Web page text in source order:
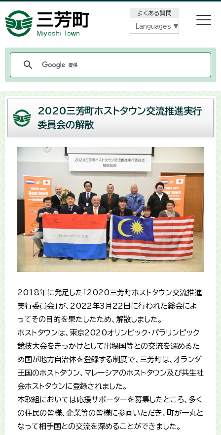
よくある質問
Languages
2020三芳町ホストタウン交流推進実行
委員会の解散
2018年に発足した「2020三芳町ホストタウン交流推進
実行委員会」が、2022年3月22日に行われた総会によ
ってその目的を果たしたため、解散しました。
ホストタウンは、東京2020オリンピック・パラリンピック
競技大会をきっかけとして出場国等との交流を深めるた
め国が地方自治体を登録する制度で、三芳町は、オランダ
王国のホストタウン、マレーシアのホストタウン及び共生社
会ホストタウンに登録されました。
本取組においては応援サポーターを募集したところ、多く
の住民の皆様、企業等の皆様に参画いただき、町が一丸と
なって相手国との交流を深めることができました。